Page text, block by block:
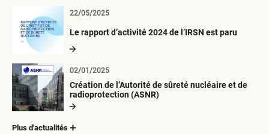
Le rapport d’activité 2024 de l’IRSN est paru
22/05/2025
Création de l’Autorité de sûreté nucléaire et de
radioprotection (ASNR)
02/01/2025
Plus d'actualités